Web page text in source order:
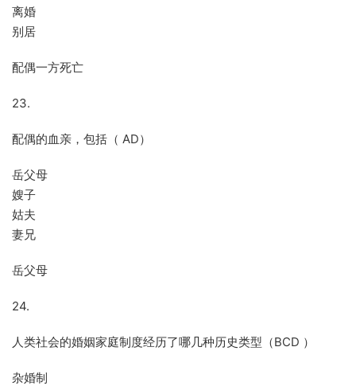
离婚
别居
配偶一方死亡
23.
配偶的血亲，包括（ AD）
岳父母
嫂子
姑夫
妻兄
岳父母
24.
人类社会的婚姻家庭制度经历了哪几种历史类型（BCD ）
杂婚制